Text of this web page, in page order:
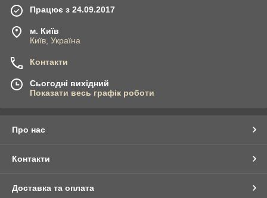
Працює з 24.09.2017
м. Київ
Київ, Україна
Контакти
Сьогодні вихідний
Показати весь графік роботи
Про нас
Контакти
Доставка та оплата